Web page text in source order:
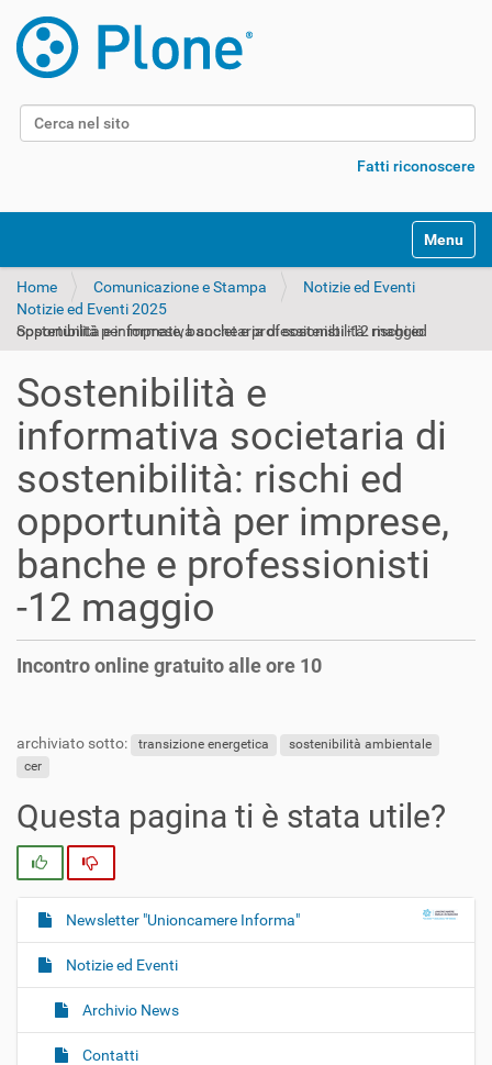
Cerca nel sito
Fatti riconoscere
Alterna
Home Comunicazione e Stampa
Notizie ed Eventi
Notizie ed Eventi 2025
Sostenibilità e informativa societaria di sostenibilità: rischi ed opportunità per imprese, banche e professionisti -12 maggio
Sostenibilità e
informativa societaria di
sostenibilità: rischi ed
opportunità per imprese,
banche e professionisti
-12 maggio
Incontro online gratuito alle ore 10
archiviato sotto: transizione energetica
sostenibilità ambientale
cer
Questa pagina ti è stata utile?
N
a
v
g
Newsletter "Unioncamere Informa"
Notizie ed Eventi
Archivio News
Contatti